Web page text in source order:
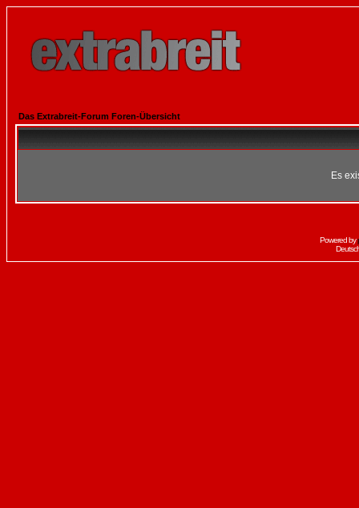
Das Extrabreit-Forum Foren-Übersicht
Es
Powered by